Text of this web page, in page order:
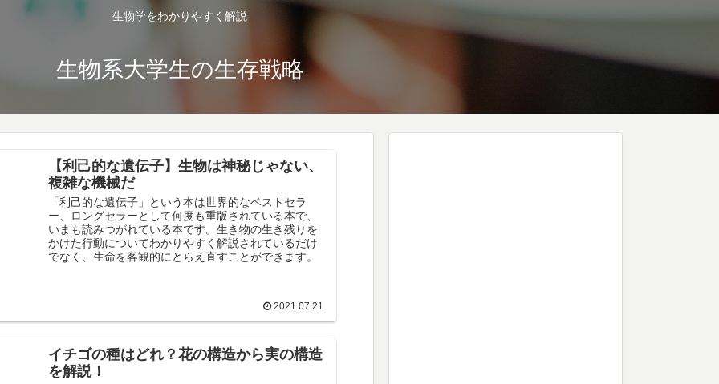
生物学をわかりやすく解説
生物系大学生の生存戦略
【利己的な遺伝子】生物は神秘じゃない、
複雑な機械だ
「利己的な遺伝子」という本は世界的なベストセラ
ー、ロングセラーとして何度も重版されている本で、
いまも読みつがれている本です。生き物の生き残りを
かけた行動についてわかりやすく解説されているだけ
でなく、生命を客観的にとらえ直すことができます。
2021.07.21
イチゴの種はどれ？花の構造から実の構造
を解説！